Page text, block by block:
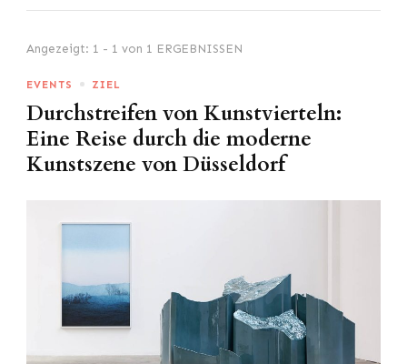
Angezeigt: 1 - 1 von 1 ERGEBNISSEN
EVENTS ZIEL
Durchstreifen von Kunstvierteln:
Eine Reise durch die moderne
Kunstszene von Düsseldorf